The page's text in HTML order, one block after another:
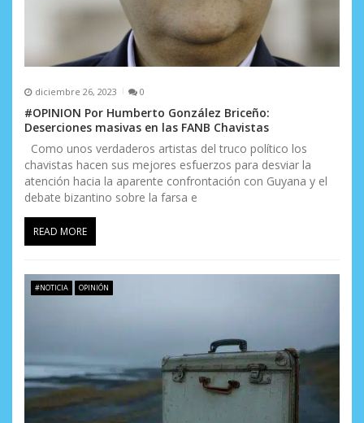
diciembre 26, 2023 0
#OPINION Por Humberto González Briceño:
Deserciones masivas en las FANB Chavistas
Como unos verdaderos artistas del truco político los
chavistas hacen sus mejores esfuerzos para desviar la
atención hacia la aparente confrontación con Guyana y el
debate bizantino sobre la farsa e
READ MORE
#NOTICIA OPINIÓN